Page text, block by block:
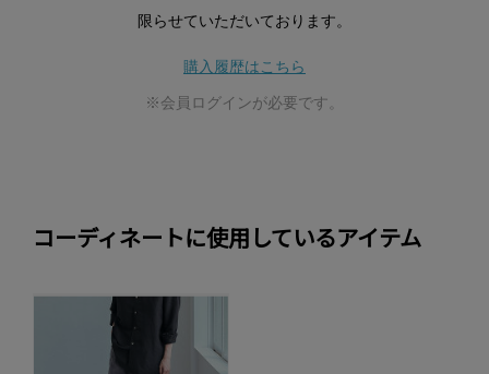
限らせていただいております。
購入履歴はこちら
※会員ログインが必要です。
コーディネートに使用しているアイテム